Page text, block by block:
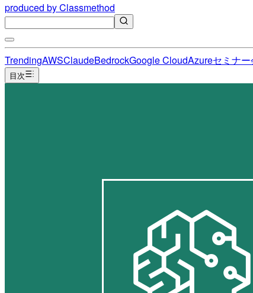
produced by Classmethod
TrendingAWSClaudeBedrockGoogle CloudAzureセミナー
目次